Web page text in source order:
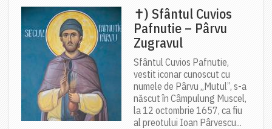
✝) Sfântul Cuvios
Pafnutie – Pârvu
Zugravul
Sfântul Cuvios Pafnutie,
vestit iconar cunoscut cu
numele de Pârvu „Mutul”, s-a
născut în Câmpulung Muscel,
la 12 octombrie 1657, ca fiu
al preotului Ioan Pârvescu...